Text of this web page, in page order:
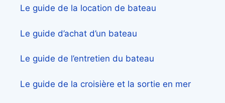
Le guide de la location de bateau
Le guide d’achat d’un bateau
Le guide de l’entretien du bateau
Le guide de la croisière et la sortie en mer